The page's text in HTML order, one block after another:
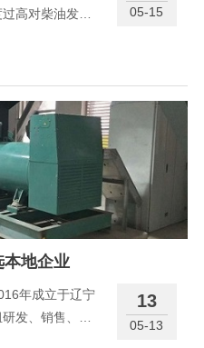
高对柴油发电
低越好，柴油
，因为柴油发
05-15
本地企业
年成立于辽宁
发、销售、配
13
05-13